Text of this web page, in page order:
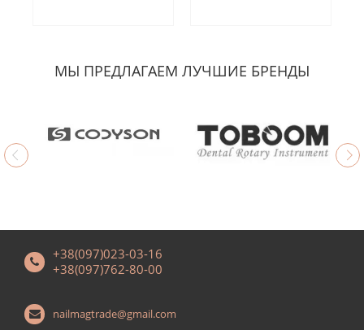
МЫ ПРЕДЛАГАЕМ ЛУЧШИЕ БРЕНДЫ
+38(097)023-03-16
+38(097)762-80-00
nailmagtrade@gmail.com